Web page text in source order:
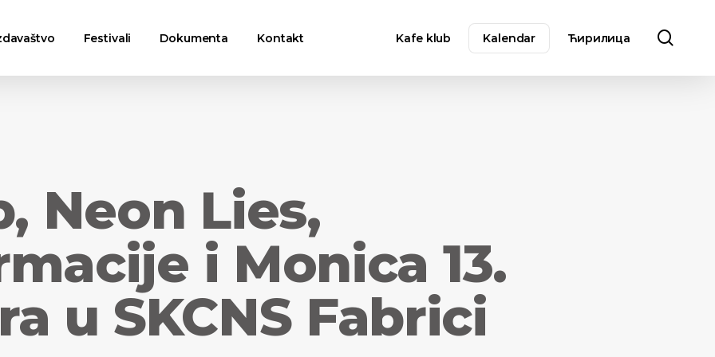
Festivali Dokumenta Kontakt Kafe klub Kalendar Ћирилица
Neon Lies,
i Monica 13.
u SKCNS Fabrici